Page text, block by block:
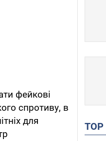
фейкові
спротиву, в
для